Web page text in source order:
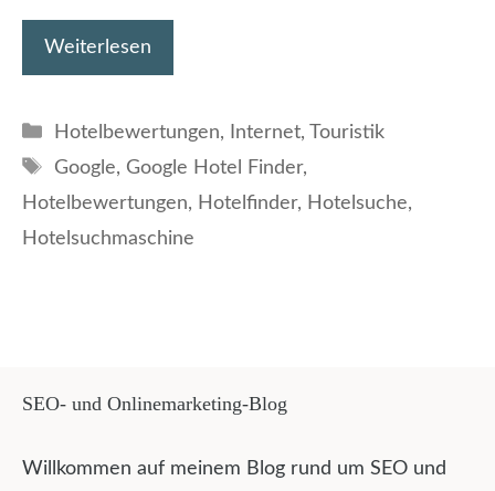
Weiterlesen
Kategorien
Hotelbewertungen, Internet, Touristik
Schlagwörter
Google, Google Hotel Finder,
Hotelbewertungen, Hotelfinder, Hotelsuche,
Hotelsuchmaschine
SEO- und Onlinemarketing-Blog
Willkommen auf meinem Blog rund um SEO und